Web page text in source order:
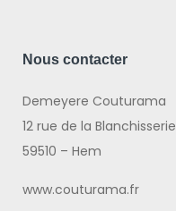
Nous contacter
Demeyere Couturama
12 rue de la Blanchisserie
59510 – Hem
www.couturama.fr